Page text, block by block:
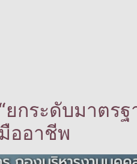
ยกระดับมาตร
ออาชีพ